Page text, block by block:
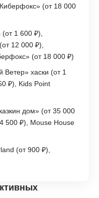
(от 18 000
1 600 ₽),
12 000 ₽),
(от 18 000 ₽)
хаски (от 1
₽), Kids Point
дом» (от 35 000
500 ₽), Mouse House
(от 900 ₽),